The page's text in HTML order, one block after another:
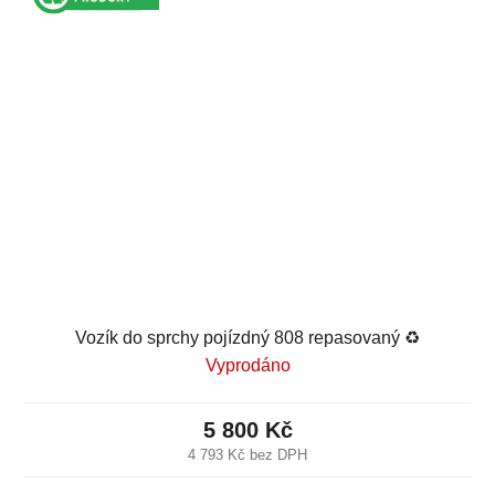
Vozík do sprchy pojízdný 808 repasovaný ♻️
Vyprodáno
4 793 Kč bez DPH
5 800 Kč